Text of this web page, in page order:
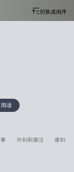
切换成倒序
阅读
许剑和康洁 康剑